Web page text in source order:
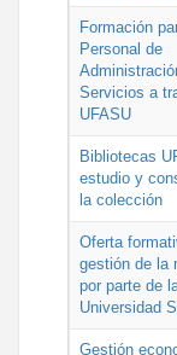
Formación
Personal de
Servicios a
UFASU
Bibliotecas
estudio y
la colección
Oferta
gestión de la
por parte de
Universidad
Gestión